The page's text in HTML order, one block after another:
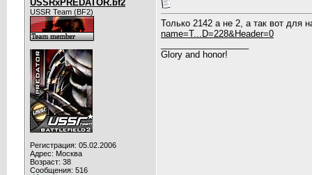
USSRxPREDATOR.bf2
USSR Team (BF2)
Регистрация: 05.02.2006
Адрес: Москва
Возраст: 38
Сообщения: 516
Только 2142 а не 2, а так вот для
name=T...D=228&Header=0
Glory and honor!